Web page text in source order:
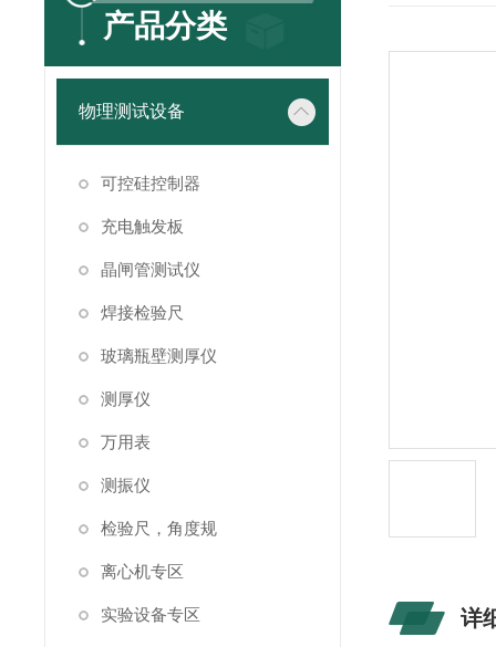
产品分类
物理测试设备
可控硅控制器
充电触发板
晶闸管测试仪
焊接检验尺
玻璃瓶壁测厚仪
测厚仪
万用表
测振仪
检验尺，角度规
离心机专区
实验设备专区 详